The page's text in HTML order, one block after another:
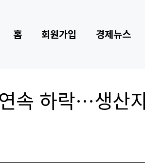
홈 회원가입 경제뉴스
속 하락…생